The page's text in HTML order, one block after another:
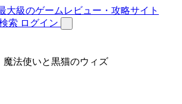
索 ログイン
法使いと黒猫のウィズ